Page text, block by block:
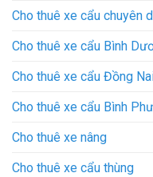
Cho thuê xe cẩu chuyên
Cho thuê xe cẩu Bình
Cho thuê xe cẩu Đồng
Cho thuê xe cẩu Bình
Cho thuê xe nâng
Cho thuê xe cẩu thùng